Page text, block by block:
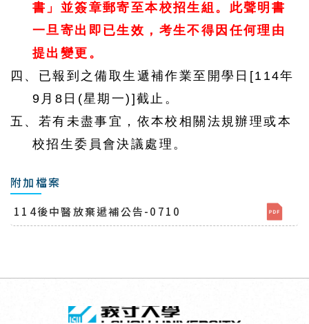
書」並簽章郵寄至本校招生組。此聲明書
一旦寄出即已生效，考生不得因任何理由
提出變更。
四、已報到之備取生遞補作業至開學日 [114年
9 月 8 日 (星期一)]截止。
五、若有未盡事宜，依本校相關法規辦理或本
校招生委員會決議處理。
附加檔案
114後中醫放棄遞補公告-0710
回頂端